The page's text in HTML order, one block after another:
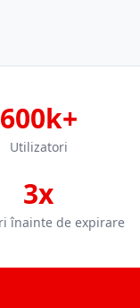
600k+
Utilizatori
3x
înainte de expirare